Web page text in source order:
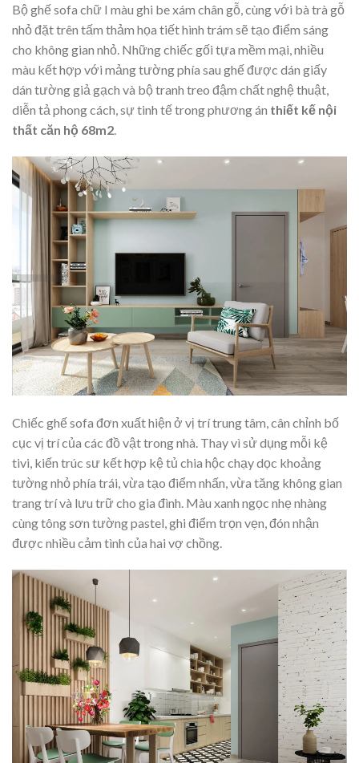
Bộ ghế sofa chữ I màu ghi be xám chân gỗ, cùng với bà trà gỗ
nhỏ đặt trên tấm thảm họa tiết hình trám sẽ tạo điểm sáng
cho không gian nhỏ. Những chiếc gối tựa mềm mại, nhiều
màu kết hợp với mảng tường phía sau ghế được dán giấy
dán tường giả gạch và bộ tranh treo đậm chất nghệ thuật,
diễn tả phong cách, sự tinh tế trong phương án thiết kế nội
thất căn hộ 68m2.
Chiếc ghế sofa đơn xuất hiện ở vị trí trung tâm, cân chỉnh bố
cục vị trí của các đồ vật trong nhà. Thay vì sử dụng mỗi kệ
tivi, kiến trúc sư kết hợp kệ tủ chia hộc chạy dọc khoảng
tường nhỏ phía trái, vừa tạo điểm nhấn, vừa tăng không gian
trang trí và lưu trữ cho gia đình. Màu xanh ngọc nhẹ nhàng
cùng tông sơn tường pastel, ghi điểm trọn vẹn, đón nhận
được nhiều cảm tình của hai vợ chồng.